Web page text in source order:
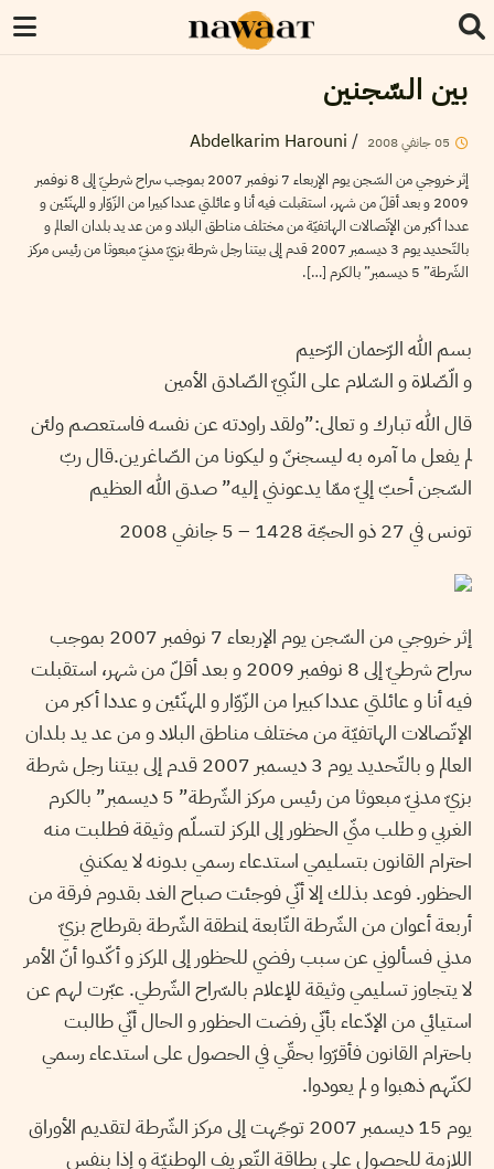
بين السّجنين
05جانفي2008
/
Abdelkarim Harouni
إثر خروجي من السّجن يوم الإربعاء 7 نوفمبر 2007 بموجب سراح شرطيّ إلى 8 نوفمبر
2009 و بعد أقلّ من شهر، استقبلت فيه أنا و عائلتي عددا كبيرا من الزّوّار و المهنّئين و
عددا أكبر من الإتّصالات الهاتفيّة من مختلف مناطق البلاد و من عد يد بلدان العالم و
بالتّحديد يوم 3 ديسمبر 2007 قدم إلى بيتنا رجل شرطة بزيّ مدنيّ مبعوثا من رئيس مركز
الشّرطة” 5 ديسمبر” بالكرم […].
بسم الله الرّحمان الرّحيم
و الّصّلاة و السّلام على النّبيّ الصّادق الأمين
قال الله تبارك و تعالى:”ولقد راودته عن نفسه فاستعصم ولئن
لم يفعل ما آمره به ليسجننّ و ليكونا من الصّاغرين.قال ربّ
السّجن أحبّ إليّ ممّا يدعونني إليه” صدق الله العظيم
تونس في 27 ذو الحجّة 1428 – 5 جانفي 2008
إثر خروجي من السّجن يوم الإربعاء 7 نوفمبر 2007 بموجب
سراح شرطيّ إلى 8 نوفمبر 2009 و بعد أقلّ من شهر، استقبلت
فيه أنا و عائلتي عددا كبيرا من الزّوّار و المهنّئين و عددا أكبر من
الإتّصالات الهاتفيّة من مختلف مناطق البلاد و من عد يد بلدان
العالم و بالتّحديد يوم 3 ديسمبر 2007 قدم إلى بيتنا رجل شرطة
بزيّ مدنيّ مبعوثا من رئيس مركز الشّرطة” 5 ديسمبر” بالكرم
الغربي و طلب منّي الحظور إلى المركز لتسلّم وثيقة فطلبت منه
احترام القانون بتسليمي استدعاء رسمي بدونه لا يمكنني
الحظور. فوعد بذلك إلا أنّي فوجئت صباح الغد بقدوم فرقة من
أربعة أعوان من الشّرطة التّابعة لمنطقة الشّرطة بقرطاج بزيّ
مدني فسألوني عن سبب رفضي للحظور إلى المركز و أكّدوا أنّ الأمر
لا يتجاوز تسليمي وثيقة للإعلام بالسّراح الشّرطي. عبّرت لهم عن
استيائي من الإدّعاء بأنّي رفضت الحظور و الحال أنّي طالبت
باحترام القانون فأقرّوا بحقّي في الحصول على استدعاء رسمي
لكنّهم ذهبوا و لم يعودوا.
يوم 15 ديسمبر 2007 توجّهت إلى مركز الشّرطة لتقديم الأوراق
اللازمة للحصول على بطاقة التّعريف الوطنيّة و إذا بنفس